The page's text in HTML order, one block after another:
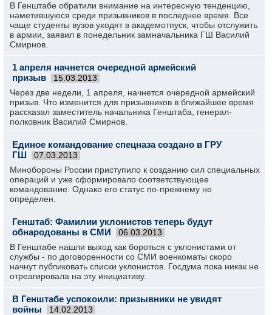
В Генштабе обратили внимание на интересную тенденцию,
наметившуюся среди призывников в последнее время. Все
чаще студенты вузов уходят в академотпуск, чтобы отслужить
в армии, заявил в понедельник замначальника ГШ Василий
Смирнов.
1 апреля начнется очередной армейский
призыв
15.03.2013
Через две недели, 1 апреля, начнется очередной армейский
призыв. Что изменится для призывников в ближайшее время
рассказал заместитель начальника Генштаба, генерал-
полковник Василий Смирнов.
Единое командование спецназа создано в ГРУ
ГШ
07.03.2013
Минобороны России приступило к созданию сил специальных
операций и уже сформировало соответствующее
командование. Однако его статус по-прежнему не
определен.
Генштаб: Фамилии уклонистов теперь будут
обнародованы в СМИ
06.03.2013
В Генштабе нашли выход как бороться с уклонистами от
службы - по договоренности со СМИ военкоматы скоро
начнут публиковать списки уклонистов. Госдума пока никак не
отреагировала на эту инициативу.
В Генштабе успокоили: призывники не увидят
войны
14.02.2013